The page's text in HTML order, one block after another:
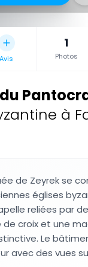
Avis
1
Photos
à
de Zeyrek se
églises
reliées par
croix et une
Le
avec des vues